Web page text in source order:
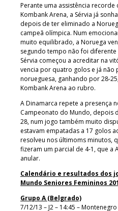
Perante uma assistência
Kombank Arena, a Sérvia já
depois de ter eliminado a
campeã olímpica. Num
muito equilibrado, a Noruega
segundo tempo não foi
Sérvia começou a acreditar na
vencia por quatro golos e já não
norueguesa, ganhando por 28-
Kombank Arena ao rubro.
A Dinamarca repete a presença
Campeonato do Mundo, depois
28, num jogo também muito
estavam empatadas a 17 golos
resolveu nos últimoms minutos,
fizeram um parcial de 4-1, que a
anular.
Calendário e resultados dos
Mundo Seniores Femininos
Grupo A (Belgrado)
7/12/13 – J2 – 14:45 –